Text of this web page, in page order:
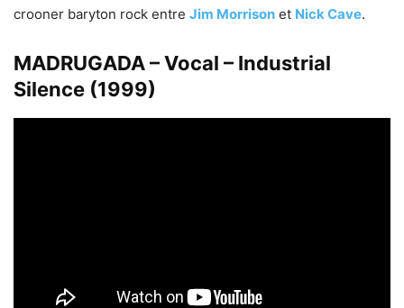
crooner baryton rock entre Jim Morrison et Nick Cave.
MADRUGADA – Vocal – Industrial
Silence (1999)